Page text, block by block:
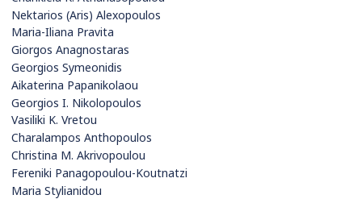
Nektarios (Aris) Alexopoulos
Maria-Iliana Pravita
Giorgos Anagnostaras
Georgios Symeonidis
Aikaterina Papanikolaou
Georgios I. Nikolopoulos
Vasiliki K. Vretou
Charalampos Anthopoulos
Christina M. Akrivopoulou
Fereniki Panagopoulou-Koutnatzi
Maria Stylianidou